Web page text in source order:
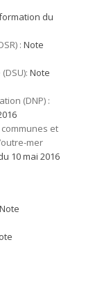
du
: Note
Note
(DNP) :
et
mer
10 mai 2016
Note